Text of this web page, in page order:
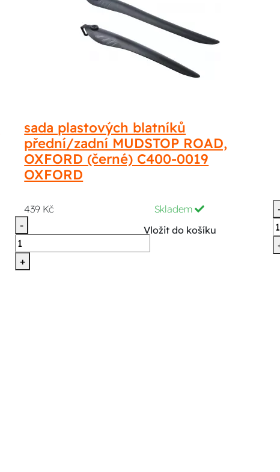
sada plastových blatníků
přední/zadní MUDSTOP ROAD,
OXFORD (černé) C400-0019
OXFORD
439 Kč
Skladem
-
+
Vložit do košíku